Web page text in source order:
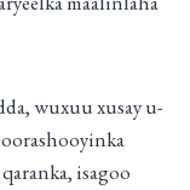
wuxuu xusay u-
isagoo